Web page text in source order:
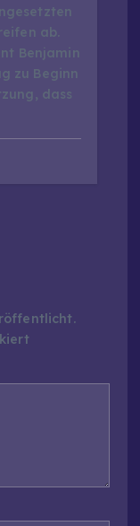
ab.
Benjamin
zu Beginn
dass